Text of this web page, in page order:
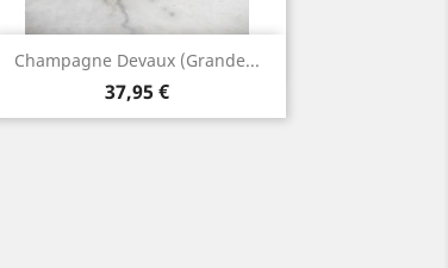
Champagne Devaux (Grande...
Prix
37,95 €
Aperçu rapide